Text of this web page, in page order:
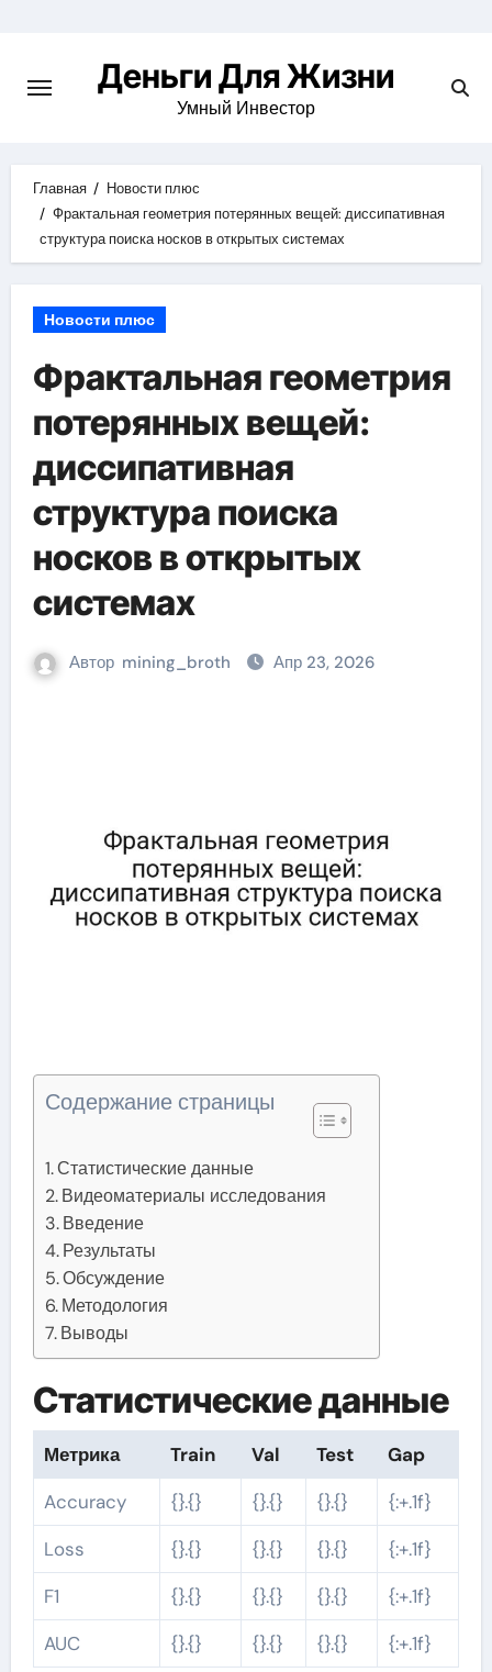
содержимомуДеньги Для Жизни
Умный Инвестор
Главная
Новости плюс
Фрактальная геометрия потерянных вещей: диссипативная
структура поиска носков в открытых системах
Новости плюс
Фрактальная геометрия
потерянных вещей:
диссипативная
структура поиска
носков в открытых
системах
Автор mining_broth Апр 23, 2026
Содержание страницы
Статистические данные
Видеоматериалы исследования
Введение
Результаты
Обсуждение
Методология
Выводы
Статистические данные
Метрика Train Val Test
Gap
Accuracy
{}.{} {}.{} {}.{}
{:+.1f}
Loss
{}.{} {}.{} {}.{}
{:+.1f}
F1
{}.{} {}.{} {}.{}
{:+.1f}
AUC
{}.{} {}.{} {}.{} {:+.1f}